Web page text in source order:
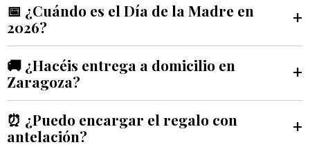
📅 ¿Cuándo es el Día de la Madre en
2026?
+
🚚 ¿Hacéis entrega a domicilio en
Zaragoza?
+
⏰ ¿Puedo encargar el regalo con
antelación?
+